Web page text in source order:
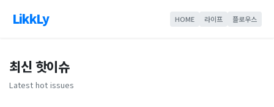
LikkLy HOME 라이프 플로우스
최신 핫이슈
Latest hot issues